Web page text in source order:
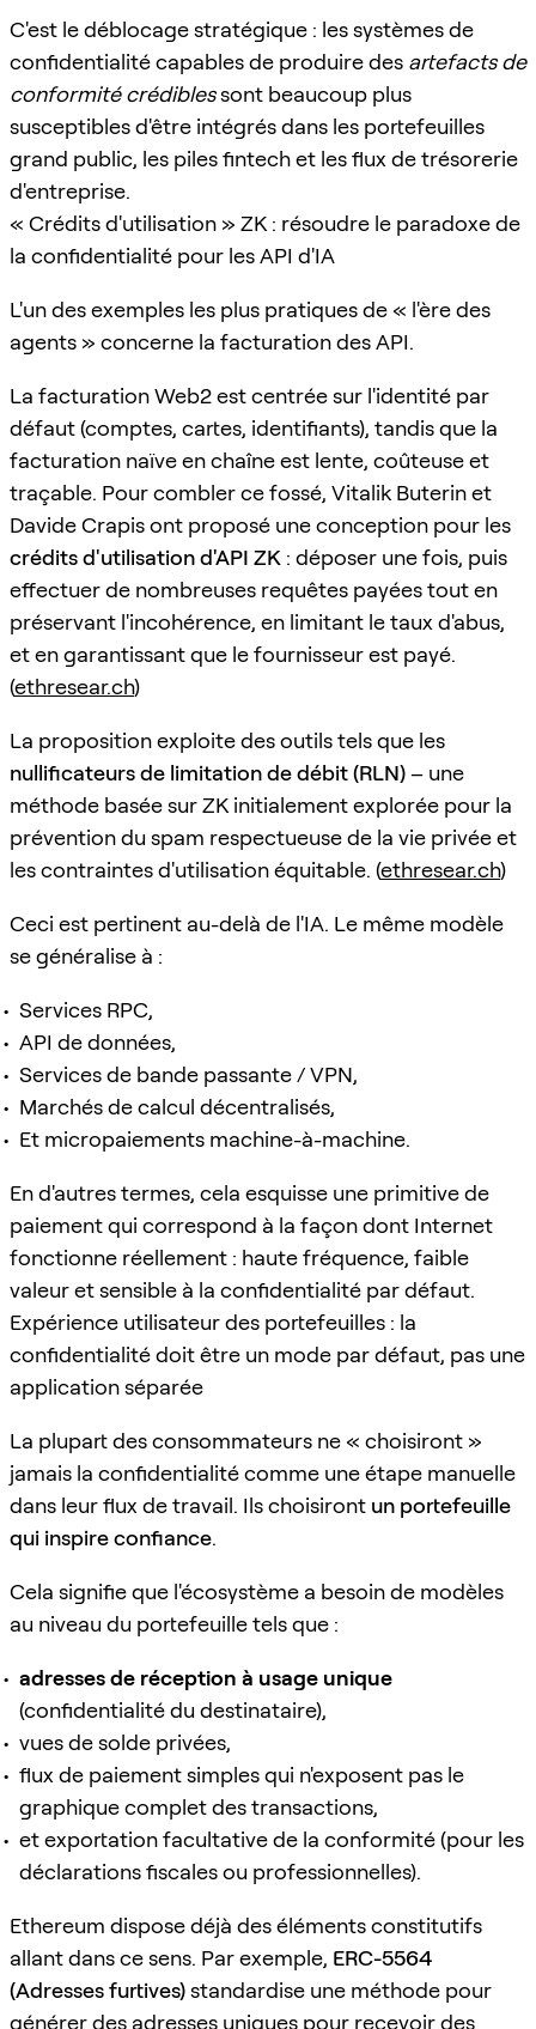
C'est le déblocage stratégique : les systèmes de
confidentialité capables de produire des artefacts de
conformité crédiblessont beaucoup plus
susceptibles d'être intégrés dans les portefeuilles
grand public, les piles fintech et les flux de trésorerie
d'entreprise.
« Crédits d'utilisation » ZK : résoudre le paradoxe de
la confidentialité pour les API d'IA
L'un des exemples les plus pratiques de « l'ère des
agents » concerne la facturation des API.
La facturation Web2 est centrée sur l'identité par
défaut (comptes, cartes, identifiants), tandis que la
facturation naïve en chaîne est lente, coûteuse et
traçable. Pour combler ce fossé, Vitalik Buterin et
Davide Crapis ont proposé une conception pour les
crédits d'utilisation d'API ZK : déposer une fois, puis
effectuer de nombreuses requêtes payées tout en
préservant l'incohérence, en limitant le taux d'abus,
et en garantissant que le fournisseur est payé.
(ethresear.ch)
La proposition exploite des outils tels que les
nullificateurs de limitation de débit (RLN)– une
méthode basée sur ZK initialement explorée pour la
prévention du spam respectueuse de la vie privée et
les contraintes d'utilisation équitable. (ethresear.ch)
Ceci est pertinent au-delà de l'IA. Le même modèle
se généralise à :
Services RPC,
API de données,
Services de bande passante / VPN,
Marchés de calcul décentralisés,
Et micropaiements machine-à-machine.
En d'autres termes, cela esquisse une primitive de
paiement qui correspond à la façon dont Internet
fonctionne réellement : haute fréquence, faible
valeur et sensible à la confidentialité par défaut.
Expérience utilisateur des portefeuilles : la
confidentialité doit être un mode par défaut, pas une
application séparée
La plupart des consommateurs ne « choisiront »
jamais la confidentialité comme une étape manuelle
dans leur flux de travail. Ils choisiront un portefeuille
qui inspire confiance.
Cela signifie que l'écosystème a besoin de modèles
au niveau du portefeuille tels que :
adresses de réception à usage unique
(confidentialité du destinataire),
vues de solde privées,
flux de paiement simples qui n'exposent pas le
graphique complet des transactions,
et exportation facultative de la conformité (pour les
déclarations fiscales ou professionnelles).
Ethereum dispose déjà des éléments constitutifs
allant dans ce sens. Par exemple, ERC-5564
(Adresses furtives)standardise une méthode pour
générer des adresses uniques pour recevoir des